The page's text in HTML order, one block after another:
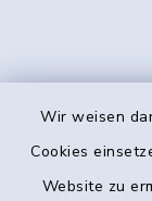
Wir weisen
Cookies
Website zu